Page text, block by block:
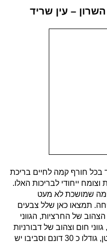
– עין שריד
בכל חורף קמה לחיים בריכת
ייחודי לבריכות האלו.
שמושכת לא מעט
תמצאו כאן שלל צבעים
של החרציות, הגווני
חום וצהוב של דבורניות
ועוד. הפארק הוא פארק יחסית קטן, גודלו כ 30 דונם וסביבו יש